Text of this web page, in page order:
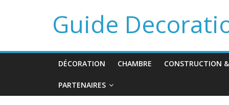
Guide
DÉCORATION CHAMBRE CONSTRUCTION
PARTENAIRES